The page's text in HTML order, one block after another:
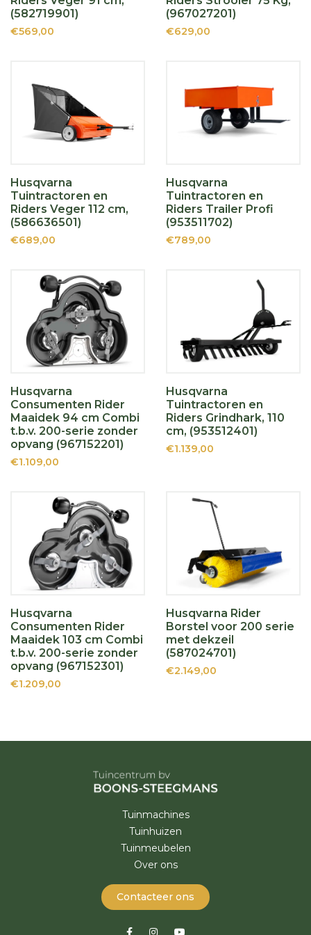
(582719901)
€569,00
(967027201)
€629,00
Husqvarna
Tuintractoren en
Riders Veger 112 cm,
(586636501)
€689,00
Husqvarna
Tuintractoren en
Riders Trailer Profi
(953511702)
€789,00
Husqvarna
Consumenten Rider
Maaidek 94 cm Combi
t.b.v. 200-serie zonder
opvang (967152201)
€1.109,00
Husqvarna
Tuintractoren en
Riders Grindhark, 110
cm, (953512401)
€1.139,00
Husqvarna
Consumenten Rider
Maaidek 103 cm Combi
t.b.v. 200-serie zonder
opvang (967152301)
€1.209,00
Husqvarna Rider
Borstel voor 200 serie
met dekzeil
(587024701)
€2.149,00
Tuinmachines
Tuinhuizen
Tuinmeubelen
Over ons
Contacteer ons